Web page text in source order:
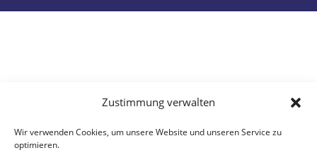
Zustimmung verwalten
Wir verwenden Cookies, um unsere Website und unseren Service zu
optimieren.